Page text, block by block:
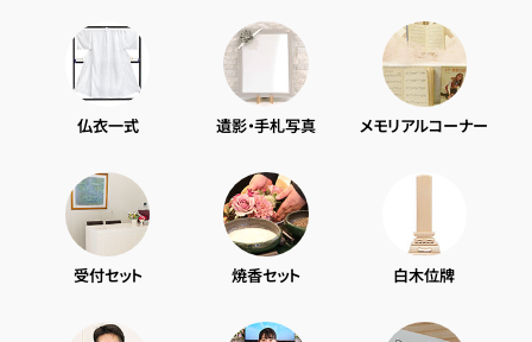
仏衣一式 遺影・手札写真 メモリアルコーナー
受付セット 焼香セット 白木位牌